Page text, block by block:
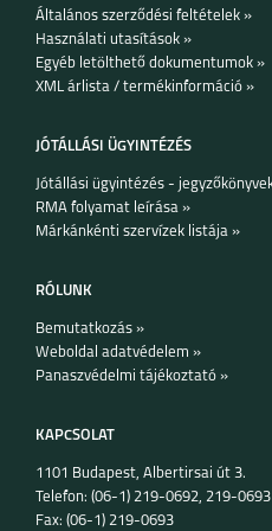
ULTRA
GALAXY A41 GALAXY A31
Általános szerződési feltételek »
Használati utasítások »
Egyéb letölthető dokumentumok »
XML árlista / termékinformáció »
JÓTÁLLÁSI ÜGYINTÉZÉS
Jótállási ügyintézés -
RMA folyamat leírása »
Márkánkénti szervízek listája »
RÓLUNK
Bemutatkozás »
Weboldal adatvédelem »
Panaszvédelmi tájékoztató »
KAPCSOLAT
1101 Budapest, Albertirsai út 3.
Telefon: (06-1) 219-0692, 219-0693
Fax: (06-1) 219-0693